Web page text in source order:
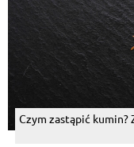
Czym zastąpić